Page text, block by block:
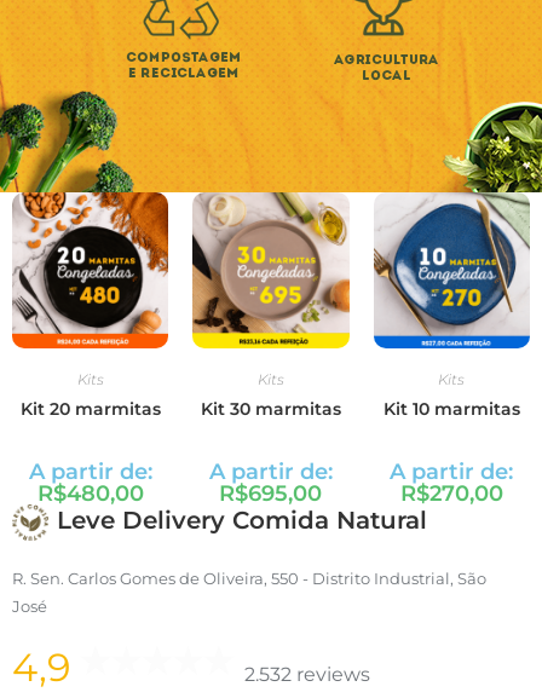
Kits
Kit 20 marmitas
A partir de:
R$480,00
Kits
Kit 30 marmitas
A partir de:
R$695,00
Kits
Kit 10 marmitas
A partir de:
R$270,00
Leve Delivery Comida Natural
R. Sen. Carlos Gomes de Oliveira, 550 - Distrito Industrial, São
José
4,9 2.532 reviews